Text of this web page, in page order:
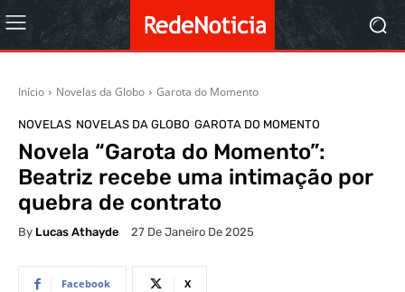
Início Novelas da Globo Garota do Momento
NOVELAS NOVELAS DA GLOBO GAROTA DO MOMENTO
Novela “Garota do Momento”:
Beatriz recebe uma intimação por
quebra de contrato
By Lucas Athayde 27 De Janeiro De 2025
Facebook X